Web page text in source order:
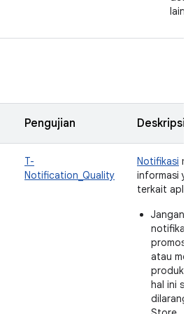
Pengujian Deskripsi
T-
Notification_Quality
Notifikasi
informasi
terkait
Jangan
notifikasi
promosi
atau
produk
hal ini
dilarang